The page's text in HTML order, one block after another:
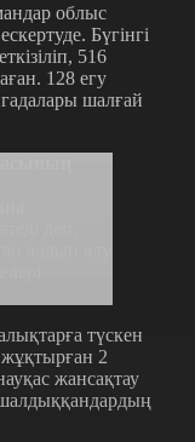
облыс
Бүгінгі
516
128 егу
шалғай
түскен
жұқтырған 2
жансақтау